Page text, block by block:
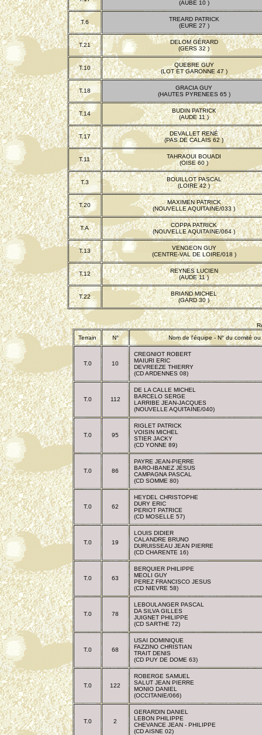
(AUBE 10 )
T.6
TREARD PATRICK
(EURE 27 )
T.21
DELOM GÉRARD
(GERS 32 )
T.10
QUEBRE GUY
(LOT ET GARONNE 47 )
T.18
GRACIA GUY
(HAUTES PYRENEES 65 )
T.14
BUDIN PATRICK
(AUDE 11 )
T.17
DEVALLET RENÉ
(PAS DE CALAIS 62 )
T.11
TAHRAOUI BOUADI
(OISE 60 )
T.3
BOUILLOT PASCAL
(LOIRE 42 )
T.20
MAXIMEN PATRICK
(NOUVELLE AQUITAINE/033 )
T.A
COPPA PATRICK
(NOUVELLE AQUITAINE/064 )
T.13
VENGEON GUY
(CENTRE-VAL DE LOIRE/018 )
T.12
REYNES LUCIEN
(AUDE 11 )
T.22
BRIAND MICHEL
(GARD 30 )
Terrain
N° Nom de l'équipe - N° du comité ou
T.0 10
CREGNIOT ROBERT
MAIURI ERIC
DEVREEZE THIERRY
(CD ARDENNES 08)
T.0 112
DE LA CALLE MICHEL
BARCELO SERGE
LARRIBE JEAN-JACQUES
(NOUVELLE AQUITAINE/040)
T.0 95
RIGLET PATRICK
VOISIN MICHEL
STIER JACKY
(CD YONNE 89)
T.0 86
PAYRE JEAN-PIERRE
BARO-IBANEZ JÉSUS
CAMPAGNA PASCAL
(CD SOMME 80)
T.0 62
HEYDEL CHRISTOPHE
DURY ERIC
PERIOT PATRICE
(CD MOSELLE 57)
T.0 19
LOUIS DIDIER
CALANDRE BRUNO
DURUISSEAU JEAN PIERRE
(CD CHARENTE 16)
T.0 63
BERQUIER PHILIPPE
MEOLI GUY
PEREZ FRANCISCO JESUS
(CD NIEVRE 58)
T.0 78
LEBOULANGER PASCAL
DA SILVA GILLES
JUIGNET PHILIPPE
(CD SARTHE 72)
T.0 68
USAI DOMINIQUE
FAZZINO CHRISTIAN
TRAIT DENIS
(CD PUY DE DOME 63)
T.0 122
ROBERGE SAMUEL
SALUT JEAN PIERRE
MONIO DANIEL
(OCCITANIE/066)
T.0 2
GERARDIN DANIEL
LEBON PHILIPPE
CHEVANCE JEAN - PHILIPPE
(CD AISNE 02)